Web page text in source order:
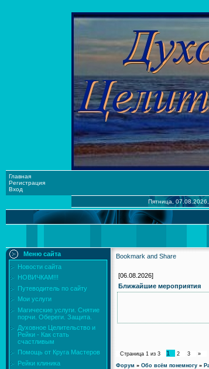
Главная
Регистрация
Вход
Пятница,
Меню сайта
Новости сайта
НОВИЧКАМ!!!
Путеводитель по сайту
Мои услуги
Магические услуги. Снятие
порчи. Обереги. Защита.
Духовное Целительство и
Рейки - Как стать
счастливым
Помощь от Круга Мастеров
Рейки клиника
[06.08.2026]
Ближайшие мероприятия
Страница 1 из 3 1 2 3
»
Форум » Обо всём понемногу »